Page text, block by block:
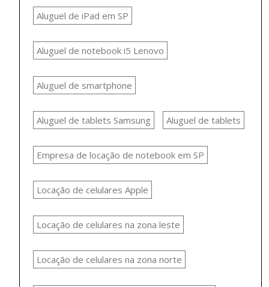
Aluguel de iPad em SP
Aluguel de notebook i5 Lenovo
Aluguel de smartphone
Aluguel de tablets Samsung Aluguel de tablets
Empresa de locação de notebook em SP
Locação de celulares Apple
Locação de celulares na zona leste
Locação de celulares na zona norte